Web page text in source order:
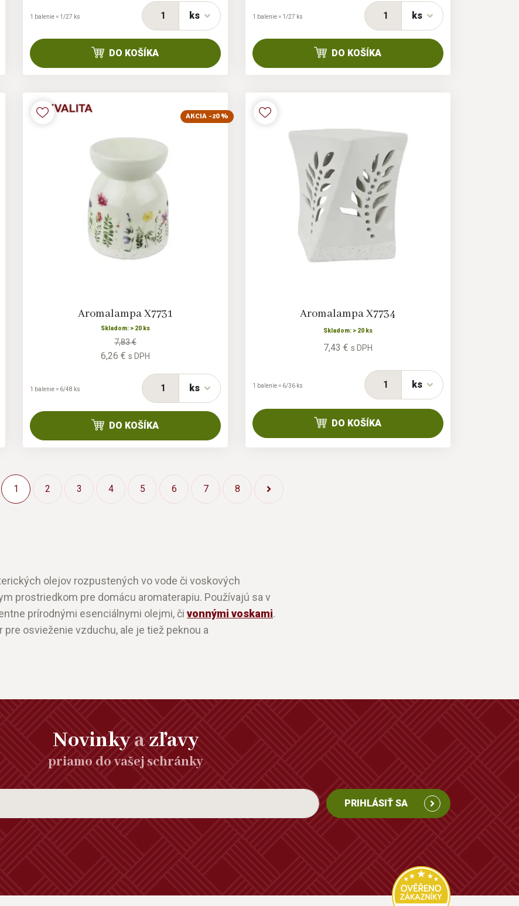
ks
1 balenie = 1/27 ks
DO KOŠÍKA
ks
1 balenie = 1/27 ks
DO KOŠÍKA
AKCIA -20 %
Aromalampa X7731
Skladom: > 20 ks
7,83 €
6,26 € s DPH
ks
1 balenie = 6/48 ks
DO KOŠÍKA
Aromalampa X7734
Skladom: > 20 ks
7,43 € s DPH
ks
1 balenie = 6/36 ks
DO KOŠÍKA
1 2 3 4 5 6 7 8
olejov rozpustených vo vode či voskových
prostriedkom pre domácu aromaterapiu. Používajú sa v
prírodnými esenciálnymi olejmi, či vonnými voskami.
osvieženie vzduchu, ale je tiež peknou a
Novinkyazľavy
priamo do vašej schránky
PRIHLÁSIŤ SA